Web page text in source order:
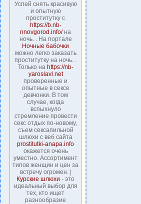
Успей снять красивую
и опытную
проститутку с
https://b.nb-
nnovgorod.info/на
ночь. . На портале
Ночные бабочки
можно легко заказать
проститутку на ночь. .
Только на https://nb-
yaroslavl.net
проверенные и
опытные в сексе
девчонки. В том
случае, когда
вспыхнуло
стремление провести
секс отдых по-новому,
съем сексапильной
шлюхи с веб сайта
prostitutki-anapa.info
окажется очень
уместно. Ассортимент
типов женщин и цен за
встречу огромен. |
Курские шлюхи - это
идеальный выбор для
тех, кто ищет
разнообразие